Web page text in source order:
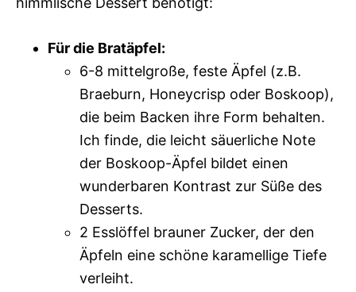
Für die Bratäpfel:
6-8 mittelgroße, feste Äpfel (z.B.
Braeburn, Honeycrisp oder Boskoop),
die beim Backen ihre Form behalten.
Ich finde, die leicht säuerliche Note
der Boskoop-Äpfel bildet einen
wunderbaren Kontrast zur Süße des
Desserts.
2 Esslöffel brauner Zucker, der den
Äpfeln eine schöne karamellige Tiefe
verleiht.